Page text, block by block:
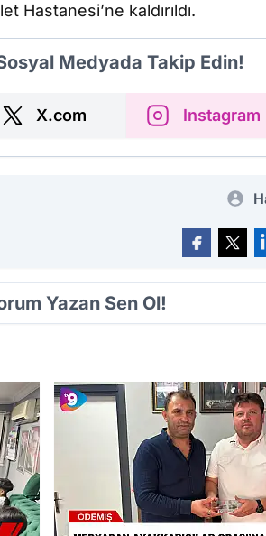
Hastanesi’ne kaldırıldı.
Medyada Takip Edin!
X.com Instagram
Yazan Sen Ol!